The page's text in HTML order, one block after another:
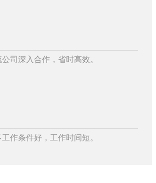
司深入合作，省时高效。
作条件好，工作时间短。